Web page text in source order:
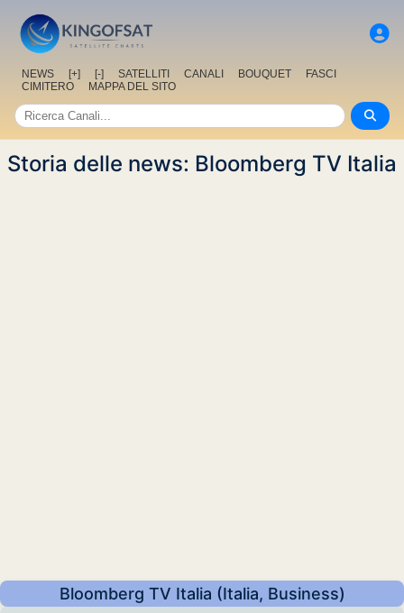
NEWS [+] [-] SATELLITI CANALI BOUQUET
FASCI
CIMITERO
MAPPA DEL SITO
Storia delle news: Bloomberg TV Italia
Bloomberg TV Italia (Italia, Business)